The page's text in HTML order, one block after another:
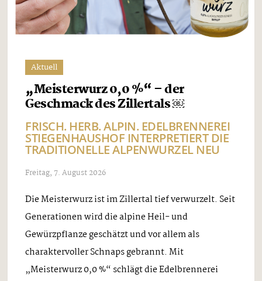
Aktuell
„Meisterwurz 0,0 %“ – der
Geschmack des Zillertals ￼
FRISCH. HERB. ALPIN. EDELBRENNEREI
STIEGENHAUSHOF INTERPRETIERT DIE
TRADITIONELLE ALPENWURZEL NEU
Freitag, 7. August 2026
Die Meisterwurz ist im Zillertal tief verwurzelt. Seit
Generationen wird die alpine Heil- und
Gewürzpflanze geschätzt und vor allem als
charaktervoller Schnaps gebrannt. Mit
„Meisterwurz 0,0 %“ schlägt die Edelbrennerei